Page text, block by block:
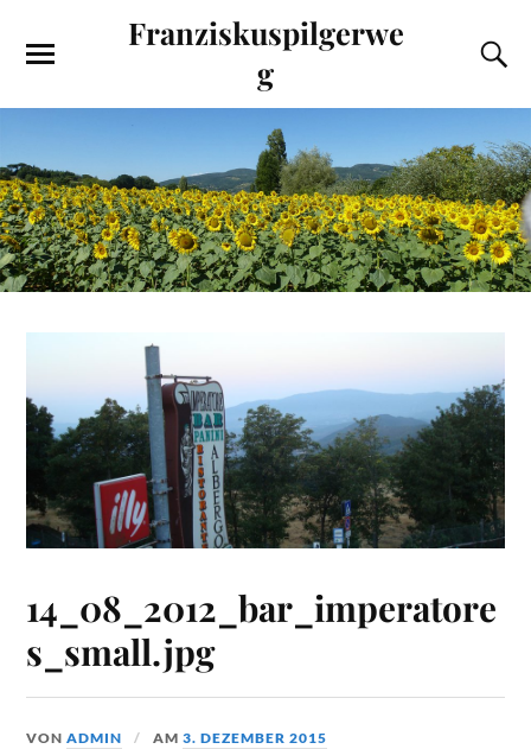
Franziskuspilgerwe
g
14_08_2012_bar_imperatore
s_small.jpg
VONADMIN AM3. DEZEMBER 2015